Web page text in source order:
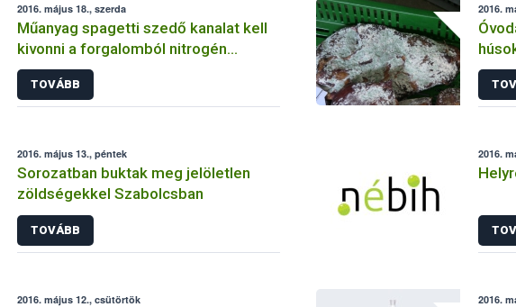
2016. május 18., szerda
Műanyag spagetti szedő kanalat kell
kivonni a forgalomból nitrogén
tartalmú vegyület kioldódás miatt
TOVÁBB
2016.
2016. május 13., péntek
Sorozatban buktak meg jelöletlen
zöldségekkel Szabolcsban
TOVÁBB
2016.
2016. május 12., csütörtök 2016.